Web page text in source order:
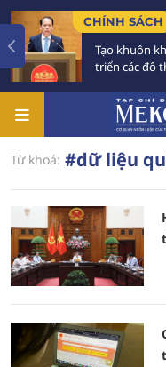
CHÍNH SÁCH
Tạo khuôn
triển các đô
Từ khoá: #dữ liệu